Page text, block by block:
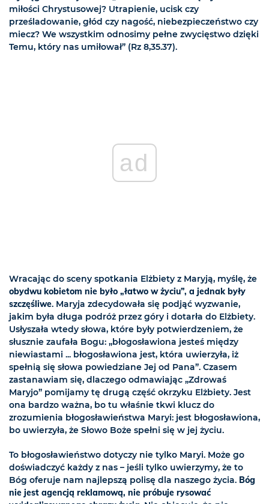
miłości Chrystusowej? Utrapienie, ucisk czy
prześladowanie, głód czy nagość, niebezpieczeństwo czy
miecz? We wszystkim odnosimy pełne zwycięstwo dzięki
Temu, który nas umiłował” (Rz 8,35.37).
ad
Wracając do sceny spotkania Elżbiety z Maryją, myślę, że
obydwu kobietom nie było „łatwo w życiu”, a jednak były
szczęśliwe. Maryja zdecydowała się podjąć wyzwanie,
jakim była długa podróż przez góry i dotarła do Elżbiety.
Usłyszała wtedy słowa, które były potwierdzeniem, że
słusznie zaufała Bogu: „błogosławiona jesteś między
niewiastami ... błogosławiona jest, która uwierzyła, iż
spełnią się słowa powiedziane Jej od Pana”. Czasem
zastanawiam się, dlaczego odmawiając „Zdrowaś
Maryjo” pomijamy tę drugą część okrzyku Elżbiety. Jest
ona bardzo ważna, bo tu właśnie tkwi klucz do
zrozumienia błogosławieństwa Maryi: jest błogosławiona,
bo uwierzyła, że Słowo Boże spełni się w jej życiu.
To błogosławieństwo dotyczy nie tylko Maryi. Może go
doświadczyć każdy z nas – jeśli tylko uwierzymy, że to
Bóg oferuje nam najlepszą polisę dla naszego życia. Bóg
nie jest agencją reklamową, nie próbuje rysować